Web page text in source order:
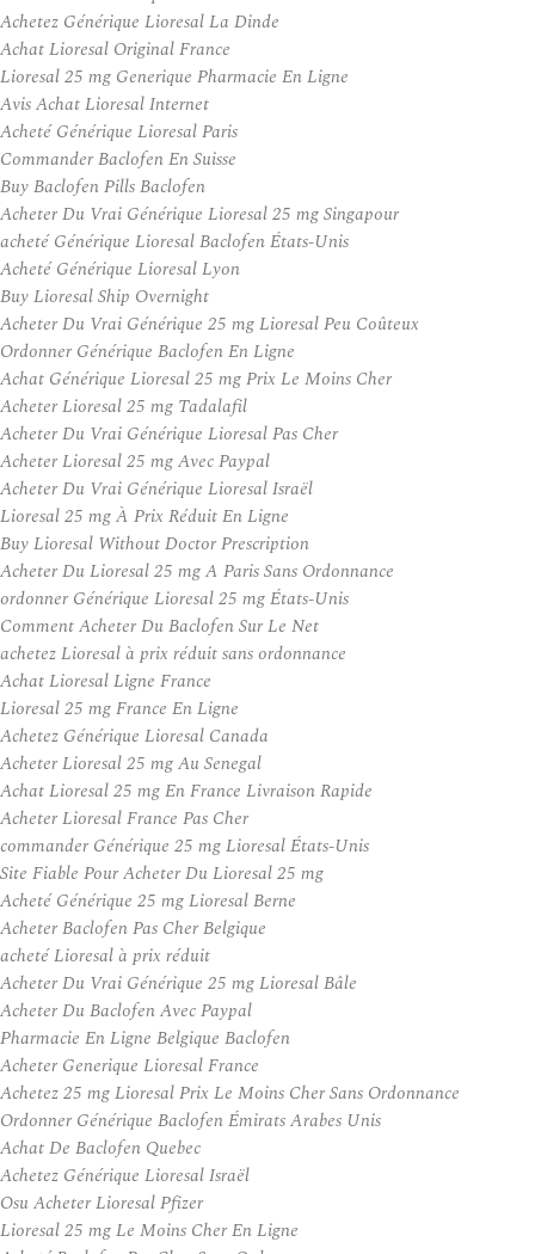
Achetez Générique Lioresal La Dinde
Achat Lioresal Original France
Lioresal 25 mg Generique Pharmacie En Ligne
Avis Achat Lioresal Internet
Acheté Générique Lioresal Paris
Commander Baclofen En Suisse
Buy Baclofen Pills Baclofen
Acheter Du Vrai Générique Lioresal 25 mg Singapour
acheté Générique Lioresal Baclofen États-Unis
Acheté Générique Lioresal Lyon
Buy Lioresal Ship Overnight
Acheter Du Vrai Générique 25 mg Lioresal Peu Coûteux
Ordonner Générique Baclofen En Ligne
Achat Générique Lioresal 25 mg Prix Le Moins Cher
Acheter Lioresal 25 mg Tadalafil
Acheter Du Vrai Générique Lioresal Pas Cher
Acheter Lioresal 25 mg Avec Paypal
Acheter Du Vrai Générique Lioresal Israël
Lioresal 25 mg À Prix Réduit En Ligne
Buy Lioresal Without Doctor Prescription
Acheter Du Lioresal 25 mg A Paris Sans Ordonnance
ordonner Générique Lioresal 25 mg États-Unis
Comment Acheter Du Baclofen Sur Le Net
achetez Lioresal à prix réduit sans ordonnance
Achat Lioresal Ligne France
Lioresal 25 mg France En Ligne
Achetez Générique Lioresal Canada
Acheter Lioresal 25 mg Au Senegal
Achat Lioresal 25 mg En France Livraison Rapide
Acheter Lioresal France Pas Cher
commander Générique 25 mg Lioresal États-Unis
Site Fiable Pour Acheter Du Lioresal 25 mg
Acheté Générique 25 mg Lioresal Berne
Acheter Baclofen Pas Cher Belgique
acheté Lioresal à prix réduit
Acheter Du Vrai Générique 25 mg Lioresal Bâle
Acheter Du Baclofen Avec Paypal
Pharmacie En Ligne Belgique Baclofen
Acheter Generique Lioresal France
Achetez 25 mg Lioresal Prix Le Moins Cher Sans Ordonnance
Ordonner Générique Baclofen Émirats Arabes Unis
Achat De Baclofen Quebec
Achetez Générique Lioresal Israël
Osu Acheter Lioresal Pfizer
Lioresal 25 mg Le Moins Cher En Ligne